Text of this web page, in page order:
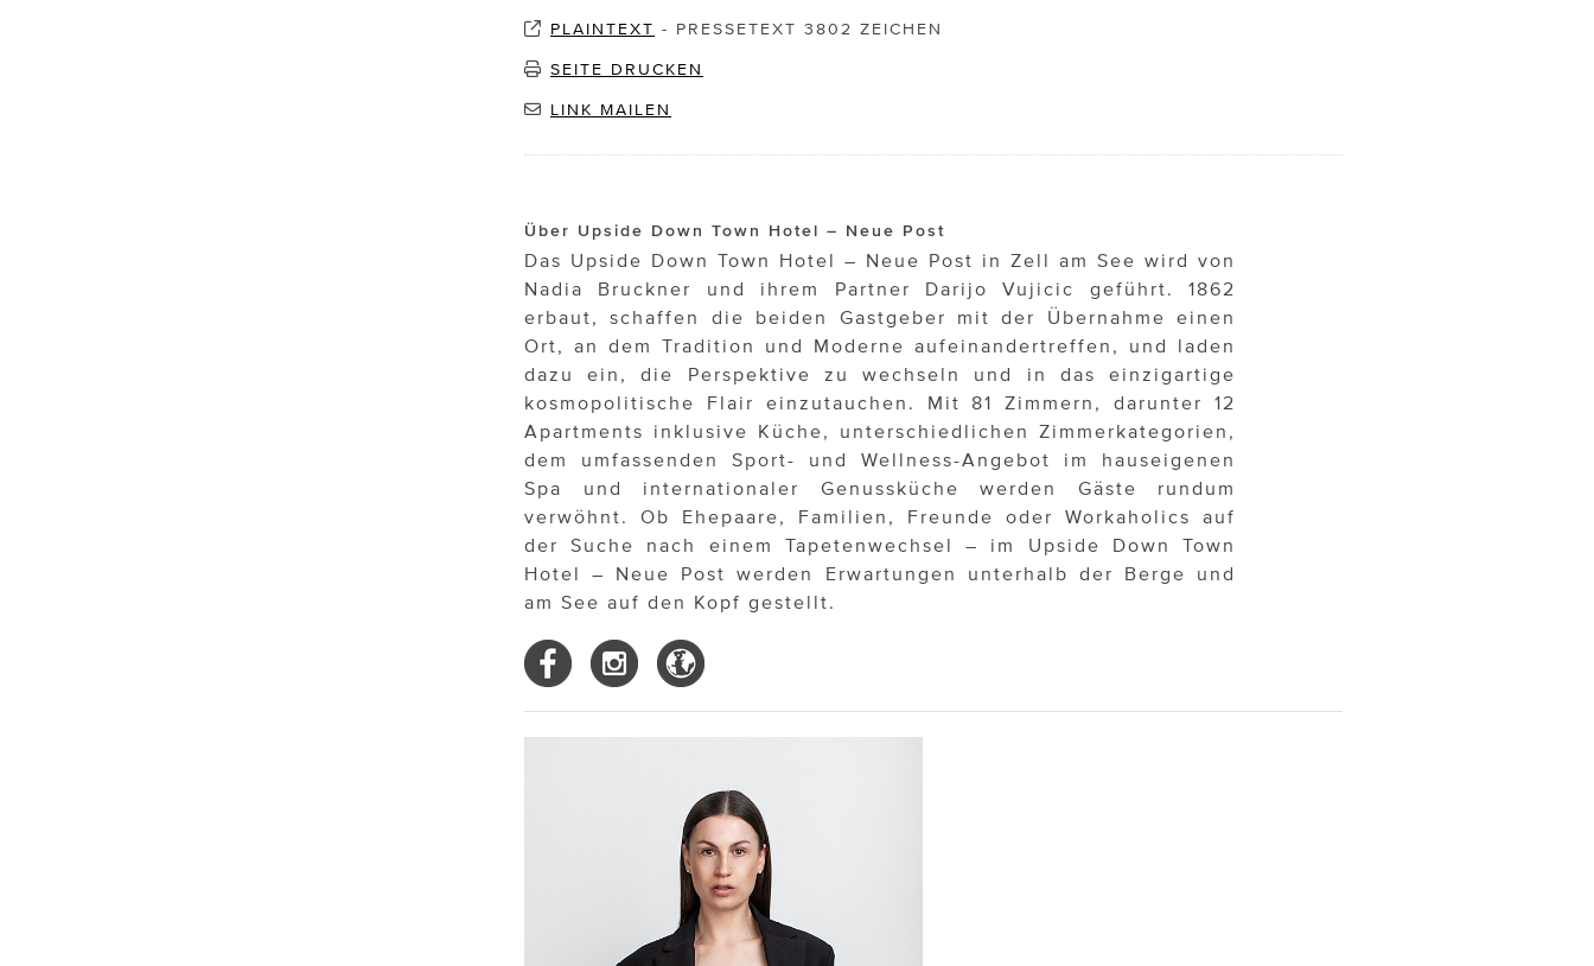
PLAINTEXT - PRESSETEXT 3802 ZEICHEN
SEITE DRUCKEN
LINK MAILEN
Über Upside Down Town Hotel – Neue Post
Das Upside Down Town Hotel – Neue Post in Zell am See wird von
Nadia Bruckner und ihrem Partner Darijo Vujicic geführt. 1862
erbaut, schaffen die beiden Gastgeber mit der Übernahme einen
Ort, an dem Tradition und Moderne aufeinandertreffen, und laden
dazu ein, die Perspektive zu wechseln und in das einzigartige
kosmopolitische Flair einzutauchen. Mit 81 Zimmern, darunter 12
Apartments inklusive Küche, unterschiedlichen Zimmerkategorien,
dem umfassenden Sport- und Wellness-Angebot im hauseigenen
Spa und internationaler Genussküche werden Gäste rundum
verwöhnt. Ob Ehepaare, Familien, Freunde oder Workaholics auf
der Suche nach einem Tapetenwechsel – im Upside Down Town
Hotel – Neue Post werden Erwartungen unterhalb der Berge und
am See auf den Kopf gestellt.